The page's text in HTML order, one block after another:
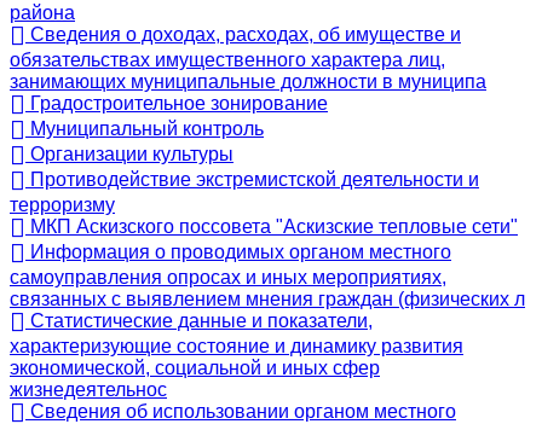
района
Сведения о доходах, расходах, об имуществе и
обязательствах имущественного характера лиц,
занимающих муниципальные должности в муниципа
Градостроительное зонирование
Муниципальный контроль
Организации культуры
Противодействие экстремистской деятельности и
терроризму
МКП Аскизского поссовета "Аскизские тепловые сети"
Информация о проводимых органом местного
самоуправления опросах и иных мероприятиях,
связанных с выявлением мнения граждан (физических л
Статистические данные и показатели,
характеризующие состояние и динамику развития
экономической, социальной и иных сфер
жизнедеятельнос
Сведения об использовании органом местного